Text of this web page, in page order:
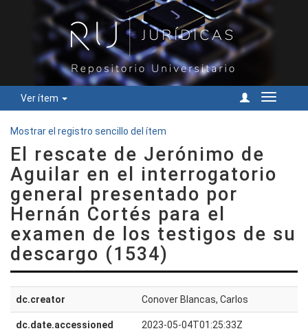
Ver ítem
Cambiar
Mostrar el registro sencillo del ítem
El rescate de Jerónimo de
Aguilar en el interrogatorio
general presentado por
Hernán Cortés para el
examen de los testigos de su
descargo (1534)
dc.creator Conover Blancas, Carlos
dc.date.accessioned 2023-05-04T01:25:33Z